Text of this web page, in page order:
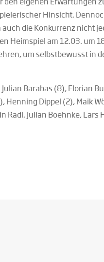
Hinsicht.
die Konkurrenz nicht
Heimspiel am 12.03. um
um selbstbewusst in
Barabas (8), Florian
Henning Dippel (2), Maik
Radl, Julian Boehnke, Lars